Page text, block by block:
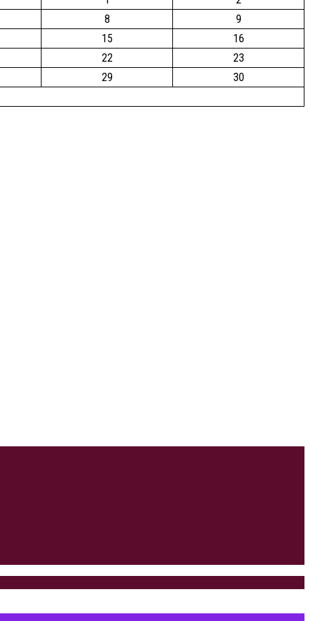
8
9
15
16
22
23
29
30